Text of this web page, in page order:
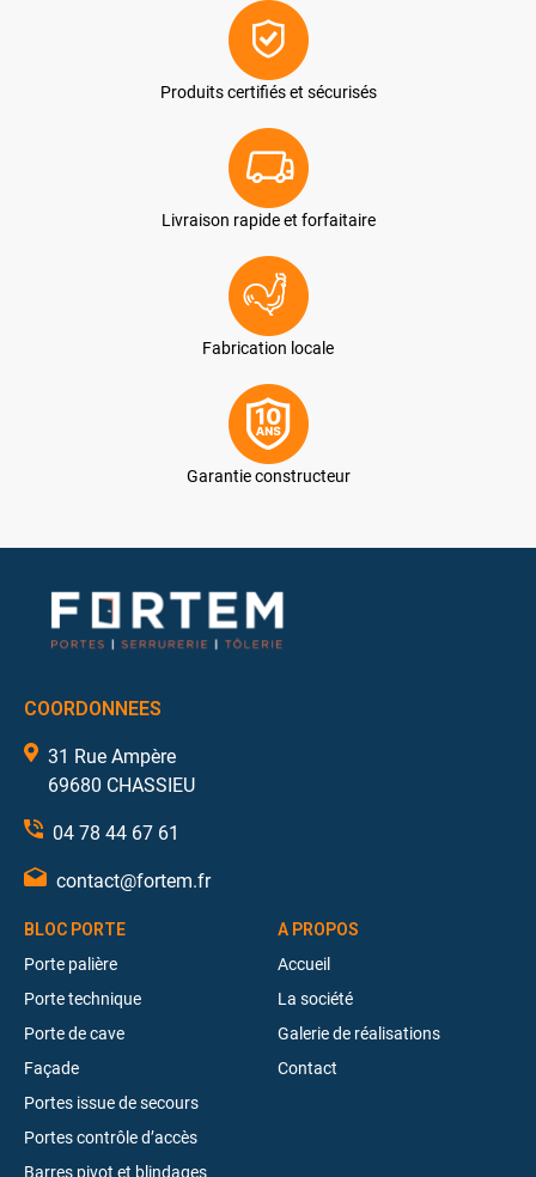
Produits certifiés et sécurisés
Livraison rapide et forfaitaire
Fabrication locale
Garantie constructeur
COORDONNEES
31 Rue Ampère
69680 CHASSIEU
04 78 44 67 61
contact@fortem.fr
BLOC PORTE
Porte palière
Porte technique
Porte de cave
Façade
Portes issue de secours
Portes contrôle d’accès
Barres pivot et blindages
A PROPOS
Accueil
La société
Galerie de réalisations
Contact